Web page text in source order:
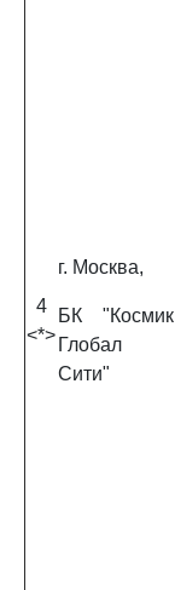
4
<*>
г. Москва,
БК "Космик
Глобал
Сити"